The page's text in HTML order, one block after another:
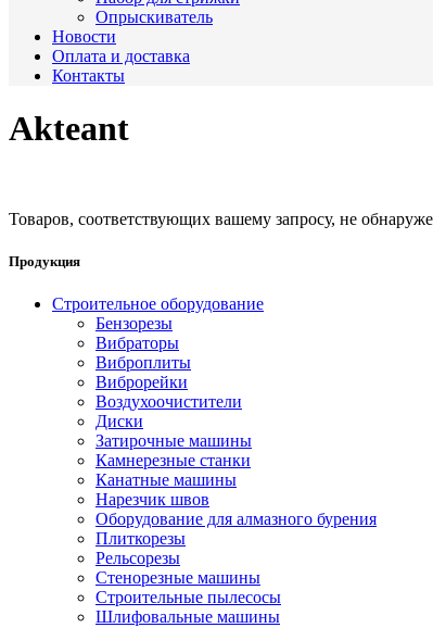
Опрыскиватель
Новости
Оплата и доставка
Контакты
Akteant
Товаров, соответствующих вашему запросу, не
Продукция
Строительное оборудование
Бензорезы
Вибраторы
Виброплиты
Виброрейки
Воздухоочистители
Диски
Затирочные машины
Камнерезные станки
Канатные машины
Нарезчик швов
Оборудование для алмазного бурения
Плиткорезы
Рельсорезы
Стенорезные машины
Строительные пылесосы
Шлифовальные машины